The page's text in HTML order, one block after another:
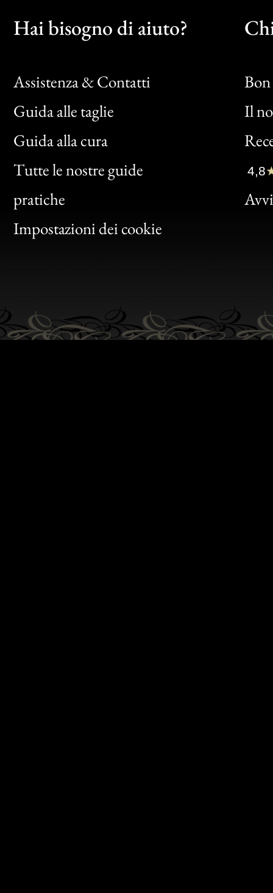
Hai bisogno di aiuto?
Assistenza & Contatti
Guida alle taglie
Guida alla cura
Tutte le nostre guide
pratiche
Impostazioni dei cookie
Il
Bon
Clic
Bon
4,8